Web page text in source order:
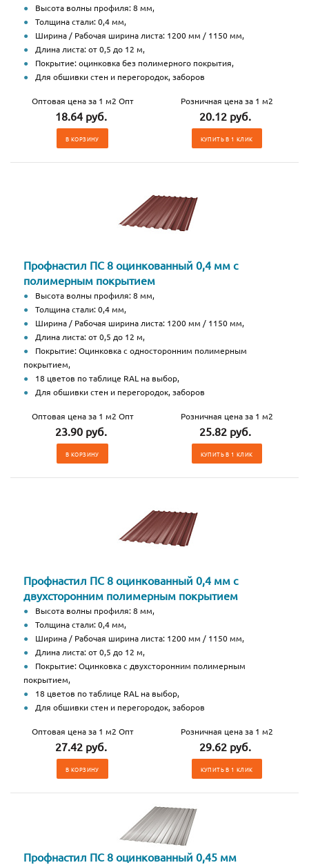
Высота волны профиля: 8 мм,
Толщина стали: 0,4 мм,
Ширина / Рабочая ширина листа: 1200 мм / 1150 мм,
Длина листа: от 0,5 до 12 м,
Покрытие: оцинковка без полимерного покрытия,
Для обшивки стен и перегородок, заборов
Оптовая цена за 1 м2 Опт
18.64 руб.
В КОРЗИНУ
Розничная цена за 1 м2
20.12 руб.
КУПИТЬ В 1 КЛИК
Профнастил ПС 8 оцинкованный 0,4 мм с
полимерным покрытием
Высота волны профиля: 8 мм,
Толщина стали: 0,4 мм,
Ширина / Рабочая ширина листа: 1200 мм / 1150 мм,
Длина листа: от 0,5 до 12 м,
Покрытие: Оцинковка с односторонним полимерным
покрытием,
18 цветов по таблице RAL на выбор,
Для обшивки стен и перегородок, заборов
Оптовая цена за 1 м2 Опт
23.90 руб.
В КОРЗИНУ
Розничная цена за 1 м2
25.82 руб.
КУПИТЬ В 1 КЛИК
Профнастил ПС 8 оцинкованный 0,4 мм с
двухсторонним полимерным покрытием
Высота волны профиля: 8 мм,
Толщина стали: 0,4 мм,
Ширина / Рабочая ширина листа: 1200 мм / 1150 мм,
Длина листа: от 0,5 до 12 м,
Покрытие: Оцинковка с двухсторонним полимерным
покрытием,
18 цветов по таблице RAL на выбор,
Для обшивки стен и перегородок, заборов
Оптовая цена за 1 м2 Опт
27.42 руб.
В КОРЗИНУ
Розничная цена за 1 м2
29.62 руб.
КУПИТЬ В 1 КЛИК
Профнастил ПС 8 оцинкованный 0,45 мм